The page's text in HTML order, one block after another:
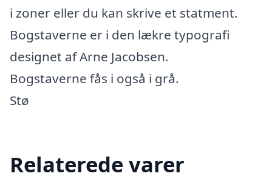
i zoner eller du kan skrive et statment.
Bogstaverne er i den lækre typografi
designet af Arne Jacobsen.
Bogstaverne fås i også i grå.
Stø
Relaterede varer